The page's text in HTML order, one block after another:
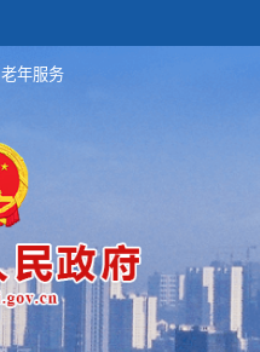
老年服务